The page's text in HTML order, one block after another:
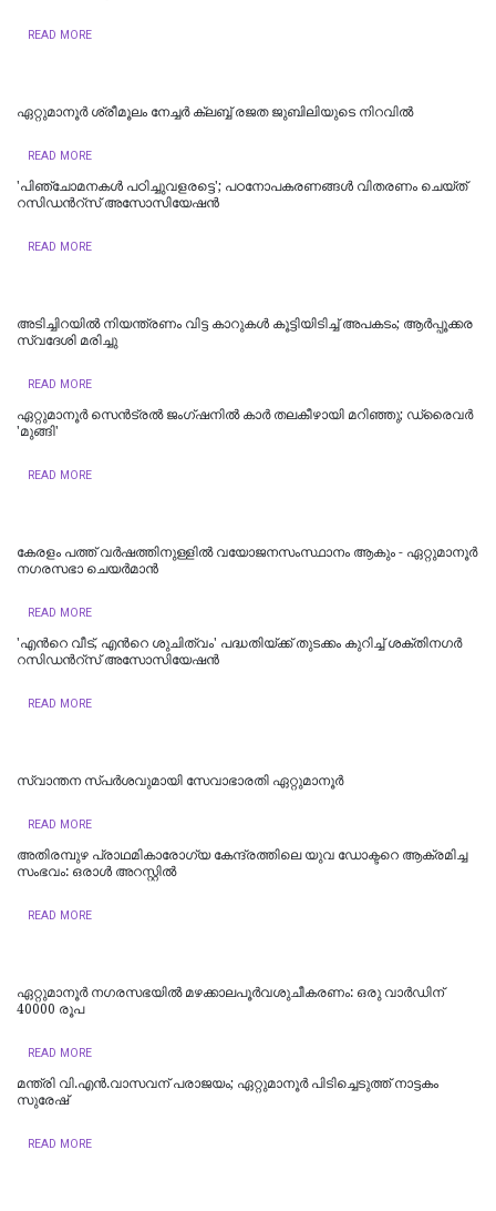
READ MORE
ഏറ്റുമാനൂർ ശ്രീമൂലം നേച്ചർ ക്ലബ്ബ് രജത ജുബിലിയുടെ നിറവിൽ
READ MORE
'പിഞ്ചോമനകള്‍ പഠിച്ചുവളരട്ടെ'; പഠനോപകരണങ്ങള്‍ വിതരണം ചെയ്ത്
റസിഡന്‍റ്സ് അസോസിയേഷന്‍
READ MORE
അടിച്ചിറയിൽ നിയന്ത്രണം വിട്ട കാറുകൾ കൂട്ടിയിടിച്ച് അപകടം; ആർപ്പൂക്കര
സ്വദേശി മരിച്ചു
READ MORE
ഏറ്റുമാനൂര്‍ സെന്‍ട്രല്‍ ജംഗ്ഷനില്‍ കാര്‍ തലകീഴായി മറിഞ്ഞു; ഡ്രൈവര്‍
'മുങ്ങി'
READ MORE
കേരളം പത്ത് വർഷത്തിനുള്ളിൽ വയോജനസംസ്ഥാനം ആകും - ഏറ്റുമാനൂർ
നഗരസഭാ ചെയർമാൻ
READ MORE
'എന്‍റെ വീട്, എന്‍റെ ശുചിത്വം' പദ്ധതിയ്ക്ക് തുടക്കം കുറിച്ച് ശക്തിനഗര്‍
റസിഡന്‍റ്സ് അസോസിയേഷന്‍
READ MORE
സ്വാന്തന സ്പർശവുമായി സേവാഭാരതി ഏറ്റുമാനൂർ
READ MORE
അതിരമ്പുഴ പ്രാഥമികാരോഗ്യ കേന്ദ്രത്തിലെ യുവ ഡോക്ടറെ ആക്രമിച്ച
സംഭവം: ഒരാൾ അറസ്റ്റിൽ
READ MORE
ഏറ്റുമാനൂര്‍ നഗരസഭയില്‍ മഴക്കാലപൂര്‍വശുചീകരണം: ഒരു വാര്‍ഡിന്
40000 രൂപ
READ MORE
മന്ത്രി വി.എന്‍.വാസവന് പരാജയം; ഏറ്റുമാനൂര്‍ പിടിച്ചെടുത്ത് നാട്ടകം
സുരേഷ്
READ MORE